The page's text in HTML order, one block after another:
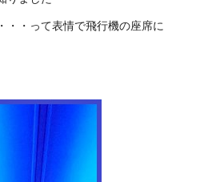
・・って表情で飛行機の座席に